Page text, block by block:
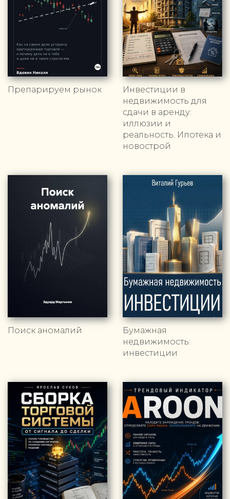
Препарируем рынок
Инвестиции в
недвижимость для
сдачи в аренду:
иллюзии и
реальность. Ипотека и
новострой
Поиск аномалий
Бумажная
недвижимость:
инвестиции